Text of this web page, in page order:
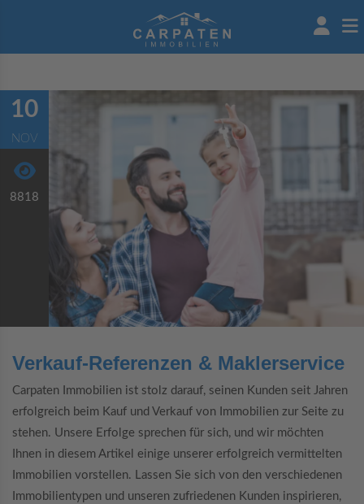
10
NOV
8818
Verkauf-Referenzen & Maklerservice
Carpaten Immobilien ist stolz darauf, seinen Kunden seit Jahren
erfolgreich beim Kauf und Verkauf von Immobilien zur Seite zu
stehen. Unsere Erfolge sprechen für sich, und wir möchten
Ihnen in diesem Artikel einige unserer erfolgreich vermittelten
Immobilien vorstellen. Lassen Sie sich von den verschiedenen
Immobilientypen und unseren zufriedenen Kunden inspirieren,